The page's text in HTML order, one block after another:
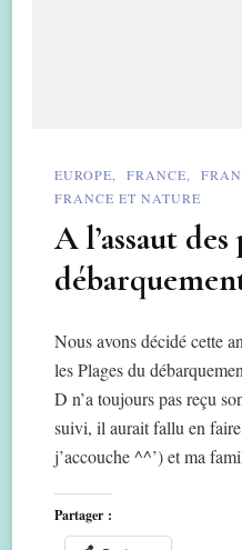
EUROPE FRANCE
FRANCE ET NATURE
A l’assaut
Nous avons décidé cette
les Plages du
D n’a toujours pas reçu
suivi, il aurait fallu en
j’accouche ^^’) et ma
Partager :